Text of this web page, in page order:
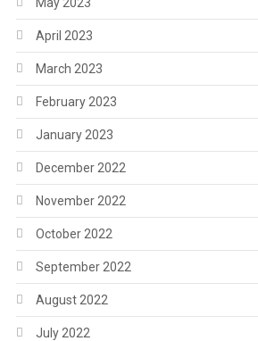
April 2023
March 2023
February 2023
January 2023
December 2022
November 2022
October 2022
September 2022
August 2022
July 2022